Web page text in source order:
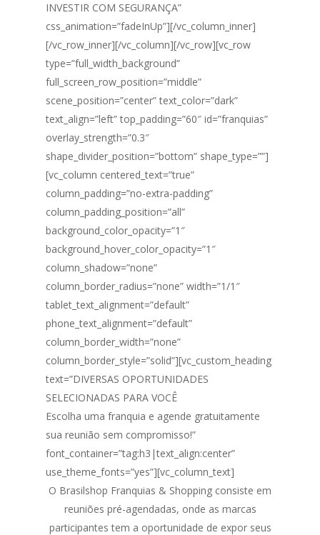
INVESTIR COM SEGURANÇA”
css_animation=”fadeInUp”][/vc_column_inner]
[/vc_row_inner][/vc_column][/vc_row][vc_row
type=”full_width_background”
full_screen_row_position=”middle”
scene_position=”center” text_color=”dark”
text_align=”left” top_padding=”60″ id=”franquias”
overlay_strength=”0.3″
shape_divider_position=”bottom” shape_type=””]
[vc_column centered_text=”true”
column_padding=”no-extra-padding”
column_padding_position=”all”
background_color_opacity=”1″
background_hover_color_opacity=”1″
column_shadow=”none”
column_border_radius=”none” width=”1/1″
tablet_text_alignment=”default”
phone_text_alignment=”default”
column_border_width=”none”
column_border_style=”solid”][vc_custom_heading
text=”DIVERSAS OPORTUNIDADES
SELECIONADAS PARA VOCÊ
Escolha uma franquia e agende gratuitamente
sua reunião sem compromisso!”
font_container=”tag:h3|text_align:center”
use_theme_fonts=”yes”][vc_column_text]
O Brasilshop Franquias & Shopping consiste em
reuniões pré-agendadas, onde as marcas
participantes tem a oportunidade de expor seus